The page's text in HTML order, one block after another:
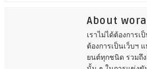
About
เราไม่ได้ต้องการเ
ต้องการเป็นเว็บฯ
ยนต์ทุกชนิด รวมถึ